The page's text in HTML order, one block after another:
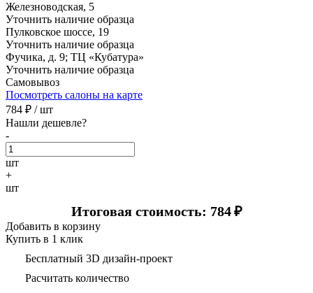
Железноводская, 5
Уточнить наличие образца
Пулковское шоссе, 19
Уточнить наличие образца
Фучика, д. 9; ТЦ «Кубатура»
Уточнить наличие образца
Самовывоз
Посмотреть салоны на карте
784 ₽ /шт
Нашли дешевле?
-
шт
+
шт
Итоговая стоимость: 784 ₽
Добавить в корзину
Купить в 1 клик
Бесплатный 3D дизайн-проект
Расчитать количество